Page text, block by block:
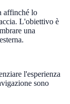
affinché lo
L'obiettivo è
una
l'esperienza
sono